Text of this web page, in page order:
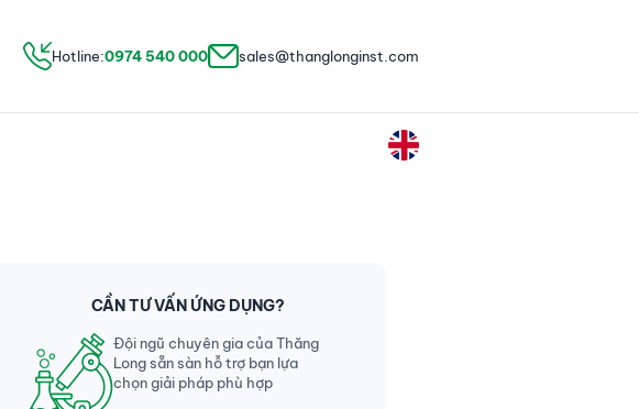
Hotline:0974 540 000 sales@thanglonginst.com
CẦN TƯ VẤN ỨNG DỤNG?
Đội ngũ chuyên gia của Thăng
Long sẵn sàn hỗ trợ bạn lựa
chọn giải pháp phù hợp